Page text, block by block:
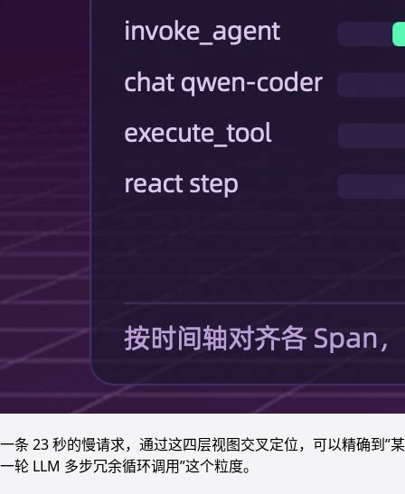
一条 23 秒的慢请求，通过这四层视图交叉定位，可以精确到”某
一轮 LLM 多步冗余循环调用”这个粒度。